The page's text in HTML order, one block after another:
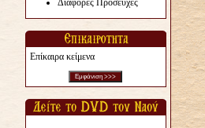
Διάφορες Προσευχές
Επίκαιρα κείμενα